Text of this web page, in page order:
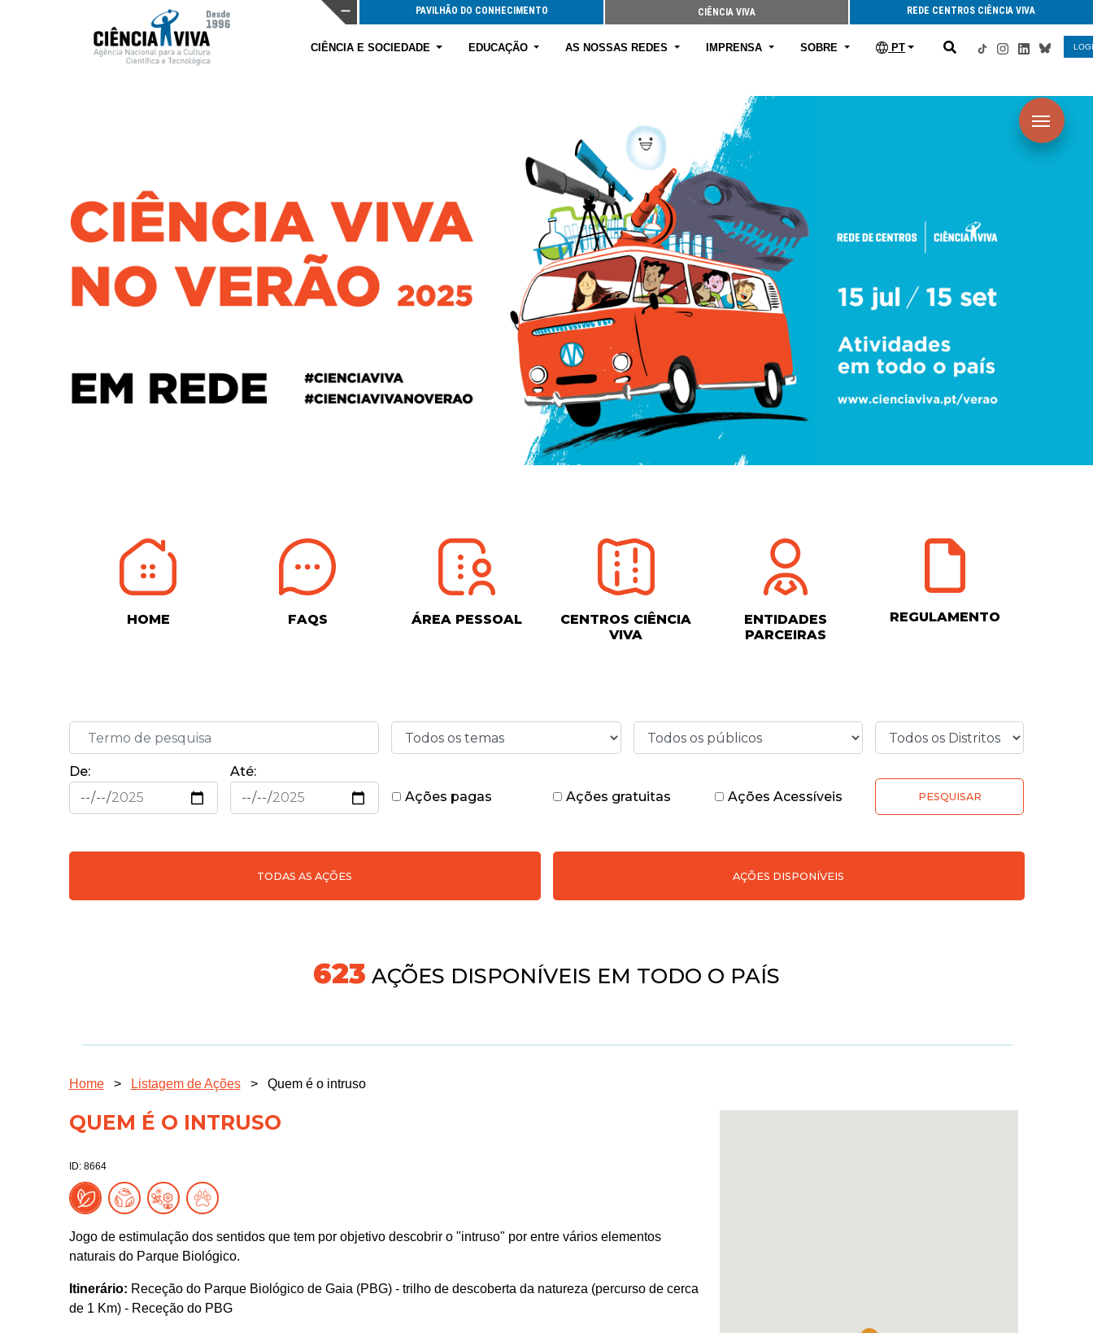
PAVILHÃO DO CONHECIMENTO CIÊNCIA VIVA REDE CENTROS CIÊNCIA VIVA
CIÊNCIA E SOCIEDADE EDUCAÇÃO AS NOSSAS REDES IMPRENSA SOBRE PT
HOME FAQS ÁREA PESSOAL
CENTROS CIÊNCIA
VIVA
ENTIDADES
PARCEIRAS
REGULAMENTO
De:
Até:
Ações pagas
Ações gratuitas Ações Acessíveis PESQUISAR
TODAS AS AÇÕES AÇÕES DISPONÍVEIS
704 AÇÕES DISPONÍVEIS EM TODO O PAÍS
Home > Listagem de Ações > Quem é o intruso
QUEM É O INTRUSO
ID: 8664
Jogo de estimulação dos sentidos que tem por objetivo descobrir o "intruso" por entre vários elementos
naturais do Parque Biológico.
Itinerário: Receção do Parque Biológico de Gaia (PBG) - trilho de descoberta da natureza (percurso de cerca
de 1 Km) - Receção do PBG